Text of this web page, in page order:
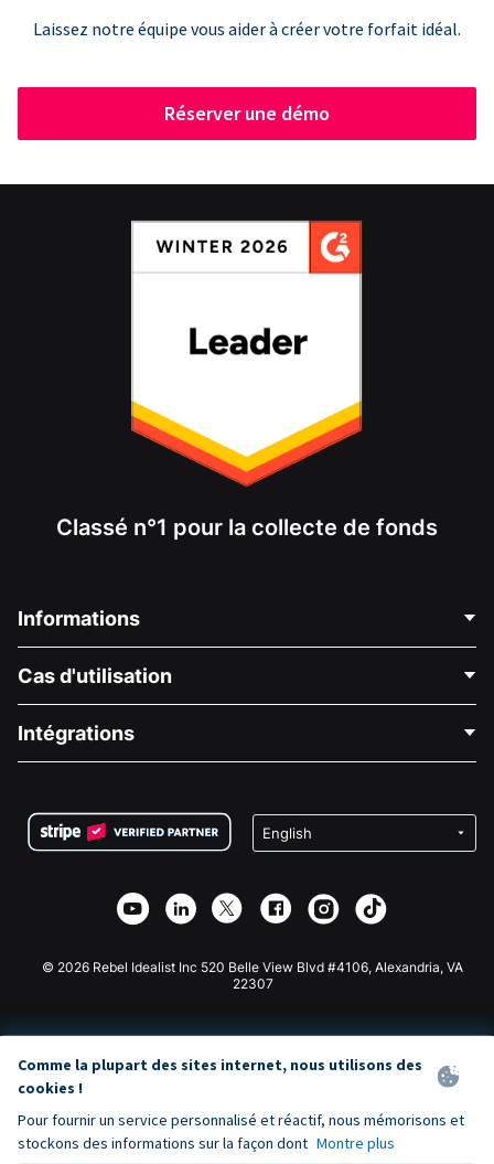
Laissez notre équipe vous aider à créer votre forfait idéal.
Réserver une démo
Classé n°1 pour la collecte de fonds
Informations
À propos de nous
Carrières
Confidentialité
Partenariat d'affiliation
Bibliothèque
Cas d'utilisation
Collecte de fonds médicale
Collecte de fonds caritative
Intégrations
Plugin de don Wix
Application de don Webflow
Don Joomla
© 2026 Rebel Idealist Inc 520 Belle View Blvd #4106, Alexandria, VA
22307
Comme la plupart des sites internet, nous utilisons des
cookies !
Pour fournir un service personnalisé et réactif, nous mémorisons et
stockons des informations sur la façon dont Montre plus